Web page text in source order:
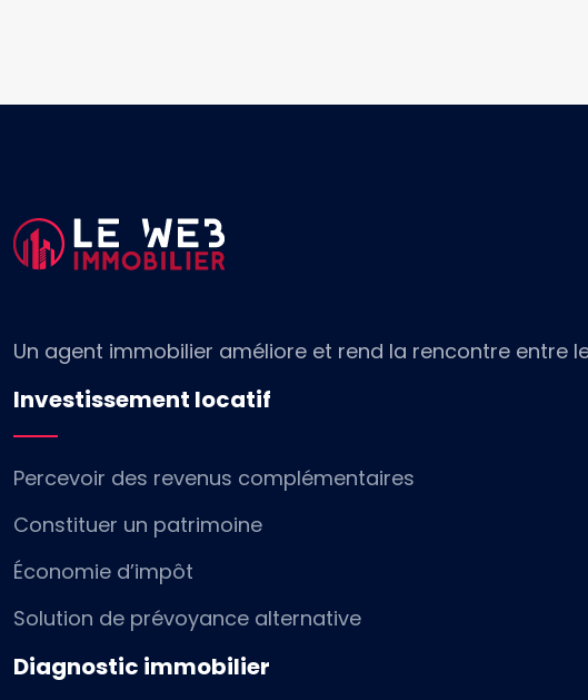
Un agent immobilier améliore et rend la rencontre entre
Investissement locatif
Percevoir des revenus complémentaires
Constituer un patrimoine
Économie d’impôt
Solution de prévoyance alternative
Diagnostic immobilier